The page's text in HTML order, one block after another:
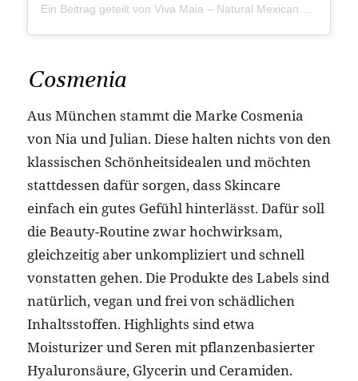
Ein Beitrag geteilt von Viva Maia – Natural Mexican Skincare (@vivamaia.beauty)
Cosmenia
Aus München stammt die Marke Cosmenia
von Nia und Julian. Diese halten nichts von den
klassischen Schönheitsidealen und möchten
stattdessen dafür sorgen, dass Skincare
einfach ein gutes Gefühl hinterlässt. Dafür soll
die Beauty-Routine zwar hochwirksam,
gleichzeitig aber unkompliziert und schnell
vonstatten gehen. Die Produkte des Labels sind
natürlich, vegan und frei von schädlichen
Inhaltsstoffen. Highlights sind etwa
Moisturizer und Seren mit pflanzenbasierter
Hyaluronsäure, Glycerin und Ceramiden.